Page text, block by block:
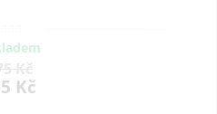
Kč